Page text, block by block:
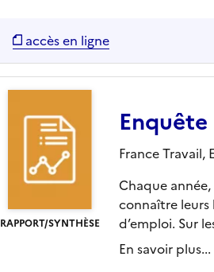
accès en ligne
RAPPORT/SYNTHÈSE
France Travail,
Chaque
connaître leurs
d’emploi. Sur
En savoir plus...